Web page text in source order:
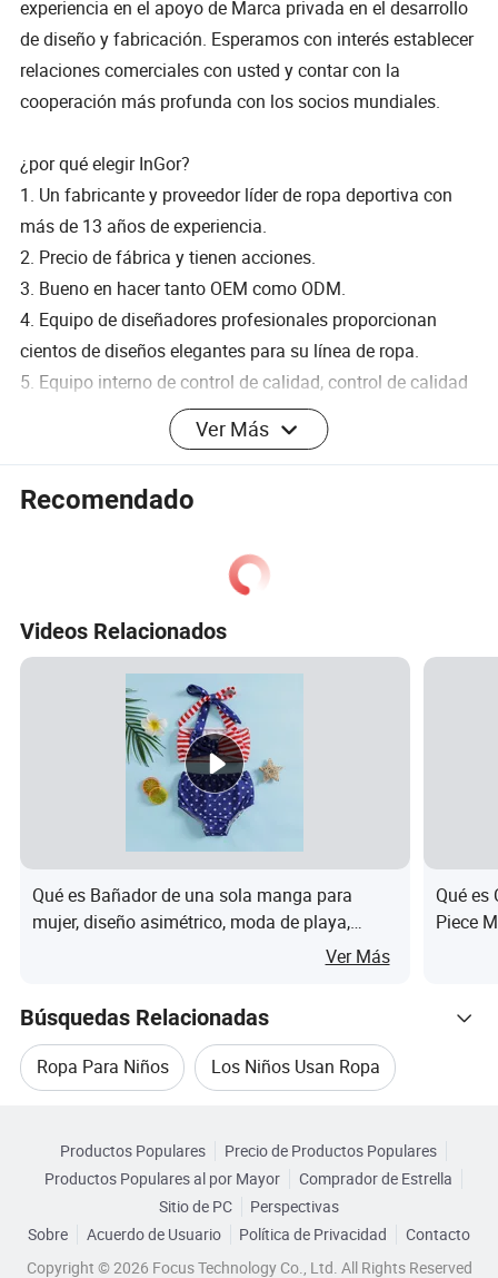
experiencia en el apoyo de Marca privada en el desarrollo
de diseño y fabricación. Esperamos con interés establecer
relaciones comerciales con usted y contar con la
cooperación más profunda con los socios mundiales.
¿por qué elegir InGor?
1. Un fabricante y proveedor líder de ropa deportiva con
más de 13 años de experiencia.
2. Precio de fábrica y tienen acciones.
3. Bueno en hacer tanto OEM como ODM.
4. Equipo de diseñadores profesionales proporcionan
cientos de diseños elegantes para su línea de ropa.
5. Equipo interno de control de calidad, control de calidad
y PMC para controlar la calidad y el marco de datos;
equipo de venta de 24 horas y servicio posventa.
1. P: ¿es una fábrica o una empresa comercial?
R: Somos una fábrica de fabricación profesional de ropa
de yoga fitness, podemos suministrarle con OEM / ODM
2. P: ¿Cuál es la cantidad mínima de pedido?
R: Nuestro MOQ es de 100 piezas por diseño para
mixtos. Nos complace enviar muestras para su análisis
3. P: ¿Puedo poner mi logotipo de diseño en los artículos?
R: Seguro, podemos poner su propio logo en sus artículos,
tenemos beem personalizando y reetiquetado en línea de
ropa de yoga por más de 10 años. Normalmente
por transferencia de calor. Por favor envíenos su diseño
de logo para que nos haga un muestreo.
Ver Más
Recomendado
Videos Relacionados
Qué es Bañador de una sola manga para
mujer, diseño asimétrico, moda de playa,
Ver Más
Qué es
Piece
Búsquedas Relacionadas
Ropa Para Niños Los Niños Usan Ropa
Ropa Deportiva Para Niños
Productos Populares
Precio de Productos Populares
Productos Populares al por Mayor
Comprador de Estrella
Sitio de PC
Perspectivas
Sobre
Acuerdo de Usuario Política de Privacidad
Contacto
Copyright © 2026 Focus Technology Co., Ltd. All Rights Reserved